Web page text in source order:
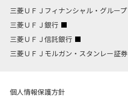
三菱ＵＦＪフィナンシャル・グループ
三菱ＵＦＪ銀行
三菱ＵＦＪ信託銀行
三菱ＵＦＪモルガン・スタンレー証券
個人情報保護方針